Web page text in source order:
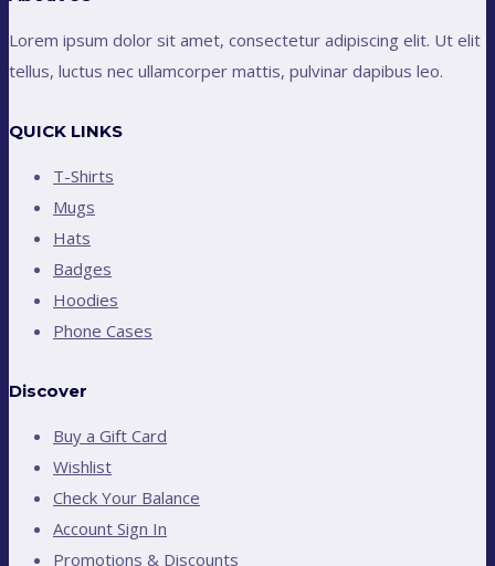
Lorem ipsum dolor sit amet, consectetur adipiscing elit. Ut elit
tellus, luctus nec ullamcorper mattis, pulvinar dapibus leo.
QUICK LINKS
T-Shirts
Mugs
Hats
Badges
Hoodies
Phone Cases
Discover
Buy a Gift Card
Wishlist
Check Your Balance
Account Sign In
Promotions & Discounts